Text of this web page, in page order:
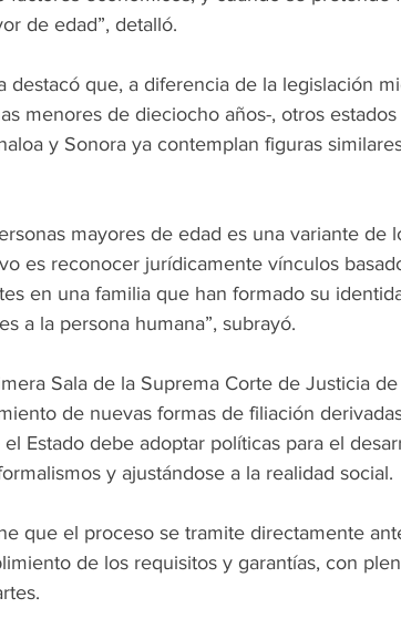
de edad”, detalló.
destacó que, a diferencia de la legislación
menores de dieciocho años-, otros
y Sonora ya contemplan figuras
mayores de edad es una variante de
es reconocer jurídicamente vínculos
en una familia que han formado su
a la persona humana”, subrayó.
Sala de la Suprema Corte de Justicia
de nuevas formas de filiación
Estado debe adoptar políticas para el
y ajustándose a la realidad social.
que el proceso se tramite directamente
de los requisitos y garantías, con